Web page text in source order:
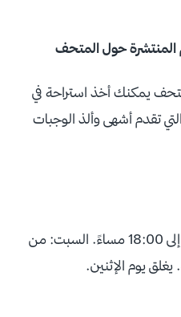
المنتشرة حول المتحف
يمكنك أخذ استراحة في
تقدم أشهى وألذ الوجبات
الثلاثاء إلى الجمعة: من 14:00 إلى 18:00 مساءً. السبت: من